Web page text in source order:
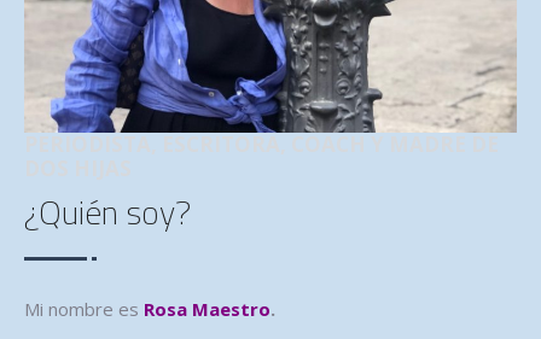
¿Quién soy?
Mi nombre es Rosa Maestro.